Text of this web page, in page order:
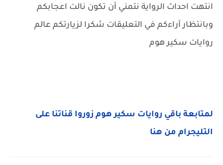
انتهت احداث الرواية نتمني أن تكون نالت اعجابكم
وبانتظار آراءكم في التعليقات شكرا لزيارتكم عالم
روايات سكير هوم
لمتابعة باقي روايات سكير هوم زوروا قناتنا على
التليجرام من هنا